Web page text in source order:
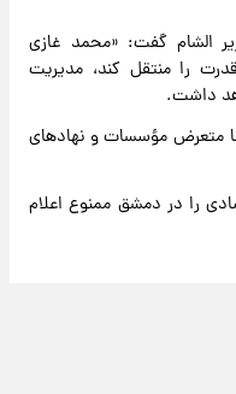
الشام گفت: «محمد غازی
را منتقل کند، مدیریت
داشت.
متعرض مؤسسات و نهادهای
را در دمشق ممنوع اعلام